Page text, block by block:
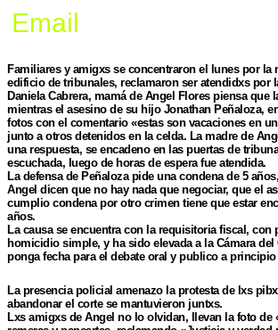
Email
Familiares y amigxs se concentraron el lunes por la
edificio de tribunales, reclamaron ser atendidxs por
Daniela Cabrera, mamá de Angel Flores piensa que
mientras el asesino de su hijo Jonathan Peñaloza,
fotos con el comentario «estas son vacaciones en
junto a otros detenidos en la celda. La madre de
una respuesta, se encadeno en las puertas de
escuchada, luego de horas de espera fue atendida.
La defensa de Peñaloza pide una condena de 5
Angel dicen que no hay nada que negociar, que el
cumplio condena por otro crimen tiene que estar
años.
La causa se encuentra con la requisitoria fiscal, con
homicidio simple, y ha sido elevada a la Cámara del
ponga fecha para el debate oral y publico a
La presencia policial amenazo la protesta de lxs
abandonar el corte se mantuvieron juntxs.
Lxs amigxs de Angel no lo olvidan, llevan la foto de